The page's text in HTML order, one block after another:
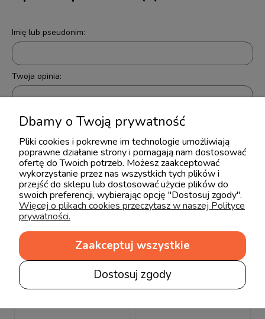
Imię lub pseudonim:
Twoja opinia:
wyślij
Produkty powiązane
Dbamy o Twoją prywatność
Pliki cookies i pokrewne im technologie umożliwiają
poprawne działanie strony i pomagają nam dostosować
ofertę do Twoich potrzeb. Możesz zaakceptować
wykorzystanie przez nas wszystkich tych plików i
przejść do sklepu lub dostosować użycie plików do
swoich preferencji, wybierając opcję "Dostosuj zgody".
Więcej o plikach cookies przeczytasz w naszej Polityce
prywatności.
Dostosuj zgody
Zaakceptuj wszystkie